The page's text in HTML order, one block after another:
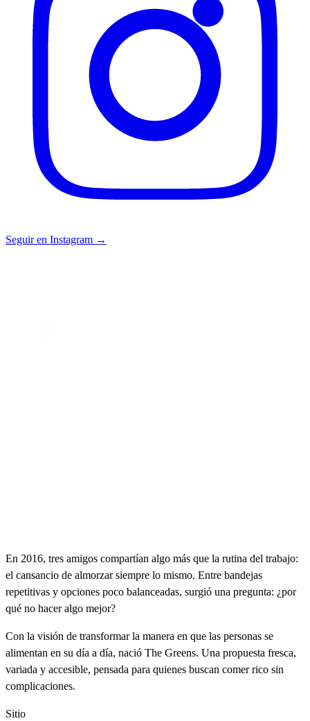
Seguir en Instagram →
En 2016, tres amigos compartían algo más que la rutina del trabajo:
el cansancio de almorzar siempre lo mismo. Entre bandejas
repetitivas y opciones poco balanceadas, surgió una pregunta: ¿por
qué no hacer algo mejor?
Con la visión de transformar la manera en que las personas se
alimentan en su día a día, nació The Greens. Una propuesta fresca,
variada y accesible, pensada para quienes buscan comer rico sin
complicaciones.
Sitio